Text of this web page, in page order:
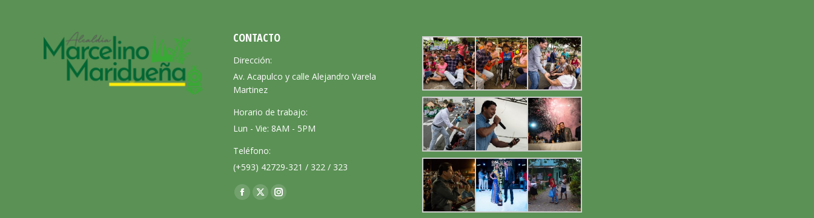
CONTACTO
Dirección:
Av. Acapulco y calle Alejandro Varela
Martinez
Horario de trabajo:
Lun - Vie: 8AM - 5PM
Teléfono:
(+593) 42729-321 / 322 / 323
Encuéntranos en:
Facebook
X
Instagram